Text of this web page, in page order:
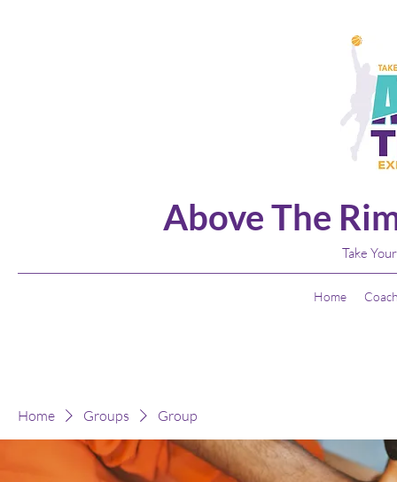
Above The
Take
Home
Home Groups Group